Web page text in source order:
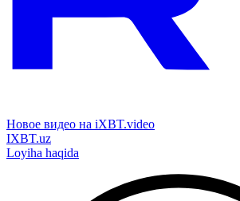
Новое видео на iXBT.video
IXBT.uz
Loyiha haqida